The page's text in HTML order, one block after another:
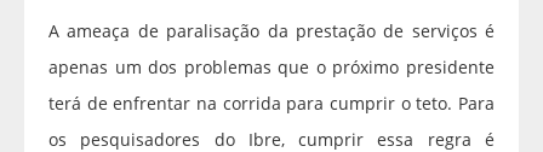
A ameaça de paralisação da prestação de serviços é
apenas um dos problemas que o próximo presidente
terá de enfrentar na corrida para cumprir o teto. Para
os pesquisadores do Ibre, cumprir essa regra é